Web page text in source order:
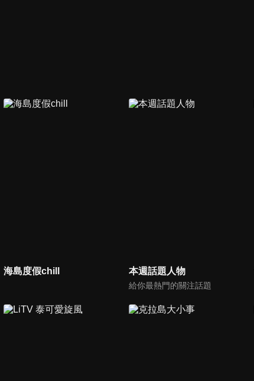
海島度假chill 本週話題人物
給你最熱門的關注話題